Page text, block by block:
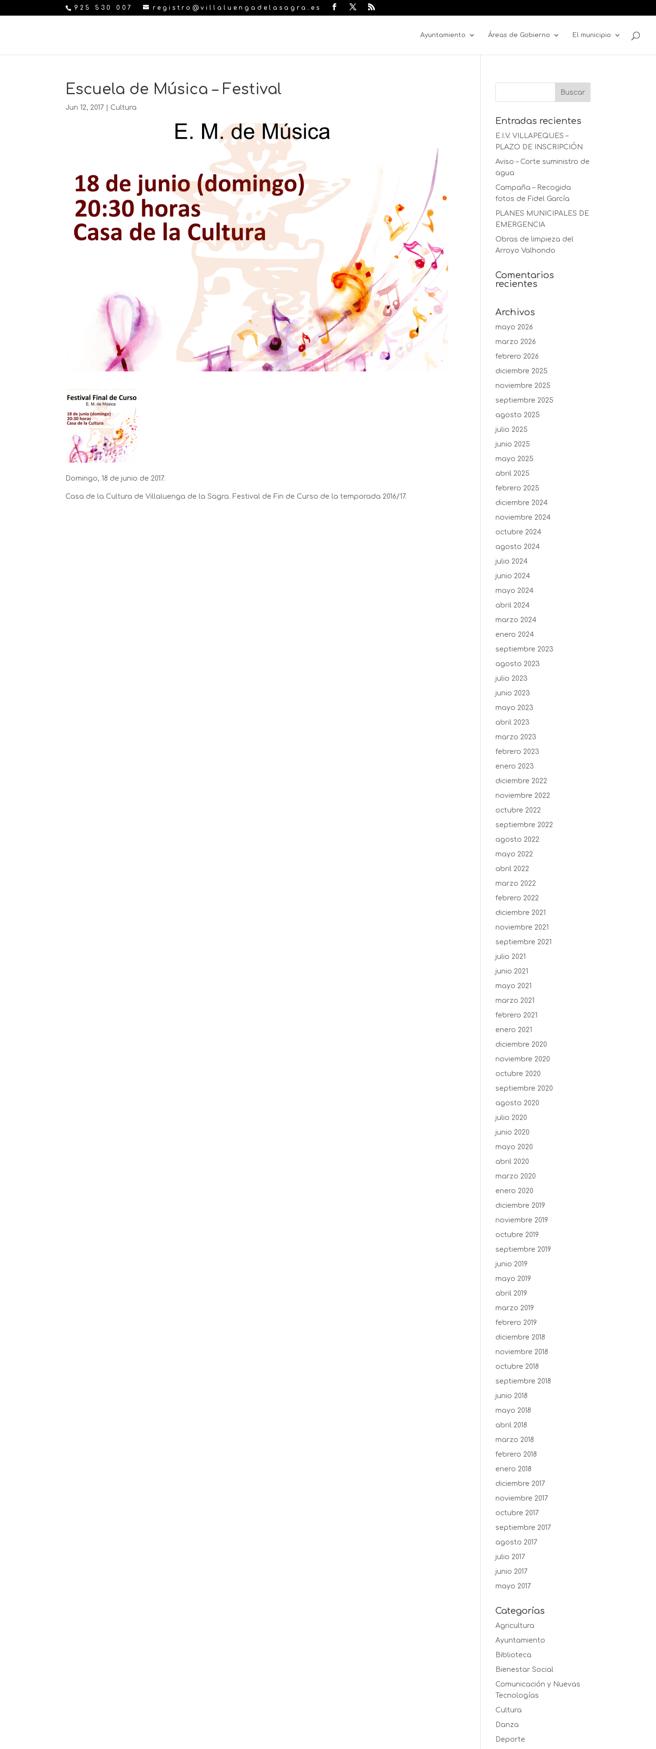
925 530 007 registro@villaluengadelasagra.es
Ayuntamiento Áreas de Gobierno El municipio
Escuela de Música – Festival
Jun 12, 2017 Cultura
Domingo, 18 de junio de 2017.
Casa de la Cultura de Villaluenga de la Sagra. Festival de Fin de Curso de la temporada 2016/17.
Entradas recientes
E.I.V. VILLAPEQUES –
PLAZO DE INSCRIPCIÓN
Aviso – Corte suministro de
agua
Campaña – Recogida
fotos de Fidel García
PLANES MUNICIPALES DE
EMERGENCIA
Obras de limpieza del
Arroyo Valhondo
Comentarios
recientes
Archivos
mayo 2026
marzo 2026
febrero 2026
diciembre 2025
noviembre 2025
septiembre 2025
agosto 2025
julio 2025
junio 2025
mayo 2025
abril 2025
febrero 2025
diciembre 2024
noviembre 2024
octubre 2024
agosto 2024
julio 2024
junio 2024
mayo 2024
abril 2024
marzo 2024
enero 2024
septiembre 2023
agosto 2023
julio 2023
junio 2023
mayo 2023
abril 2023
marzo 2023
febrero 2023
enero 2023
diciembre 2022
noviembre 2022
octubre 2022
septiembre 2022
agosto 2022
mayo 2022
abril 2022
marzo 2022
febrero 2022
diciembre 2021
noviembre 2021
septiembre 2021
julio 2021
junio 2021
mayo 2021
marzo 2021
febrero 2021
enero 2021
diciembre 2020
noviembre 2020
octubre 2020
septiembre 2020
agosto 2020
julio 2020
junio 2020
mayo 2020
abril 2020
marzo 2020
enero 2020
diciembre 2019
noviembre 2019
octubre 2019
septiembre 2019
junio 2019
mayo 2019
abril 2019
marzo 2019
febrero 2019
diciembre 2018
noviembre 2018
octubre 2018
septiembre 2018
junio 2018
mayo 2018
abril 2018
marzo 2018
febrero 2018
enero 2018
diciembre 2017
noviembre 2017
octubre 2017
septiembre 2017
agosto 2017
julio 2017
junio 2017
mayo 2017
Categorías
Agricultura
Ayuntamiento
Biblioteca
Bienestar Social
Comunicación y Nuevas
Tecnologías
Cultura
Danza
Deporte